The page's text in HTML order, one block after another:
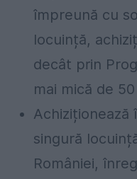
împreună cu
locuință,
decât prin
mai mică de
Achiziționează
singură
României,